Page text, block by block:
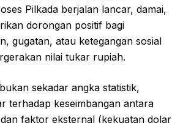
Pilkada berjalan lancar, damai,
dorongan positif bagi
gugatan, atau ketegangan sosial
nilai tukar rupiah.
sekadar angka statistik,
terhadap keseimbangan antara
faktor eksternal (kekuatan dolar